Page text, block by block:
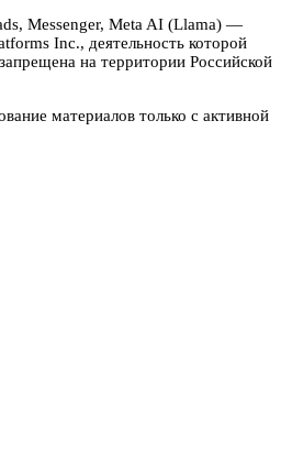
Messenger, Meta AI (Llama) —
Inc., деятельность которой
на территории Российской
материалов только с активной